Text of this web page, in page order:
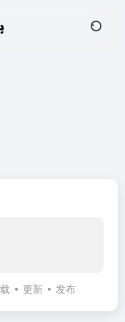
更新 发布